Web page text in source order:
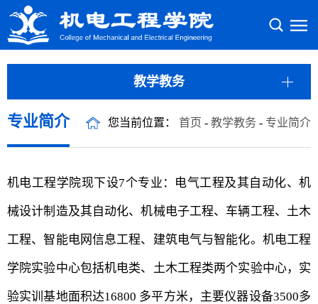
教学教务
专业简介 您当前位置： 首页 - 教学教务 - 专业简介
机电工程学院现下设7个专业：电气工程及其自动化、机
械设计制造及其自动化、机械电子工程、车辆工程、土木
工程、智能电网信息工程、建筑电气与智能化。机电工程
学院实验中心包括机电类、土木工程类两个实验中心，实
验实训基地面积达16800 多平方米，主要仪器设备3500多